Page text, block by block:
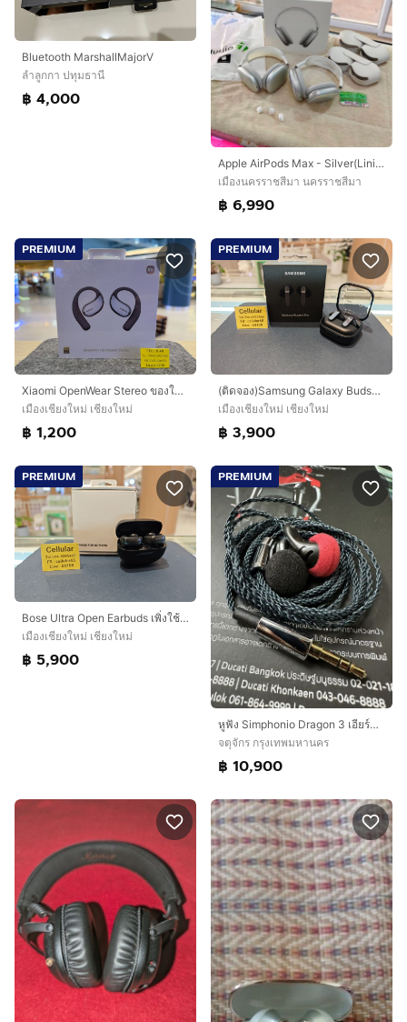
Bluetooth MarshallMajorV
ลำลูกกา ปทุมธานี
฿ 4,000
Apple AirPods Max - Silver(Lining)
เมืองนครราชสีมา นครราชสีมา
฿ 6,990
PREMIUM
Xiaomi OpenWear Stereo ของใหม่ มือ1 ประกันศูนย์ไทย
เมืองเชียงใหม่ เชียงใหม่
฿ 1,200
PREMIUM
(ติดจอง)Samsung Galaxy Buds4 Pro เพิ่งใช้แค่1ครั้ง ประกันศูนย์ไทย1ปี
เมืองเชียงใหม่ เชียงใหม่
฿ 3,900
PREMIUM
Bose Ultra Open Earbuds เพิ่งใช้ไม่กี่ครั้ง สภาพสวยมาก ศูนย์ไทย ครบกล่อง
เมืองเชียงใหม่ เชียงใหม่
฿ 5,900
PREMIUM
หูฟัง Simphonio Dragon 3 เอียร์บัดไฮเอนด์ 3.5 mm
จตุจักร กรุงเทพมหานคร
฿ 10,900